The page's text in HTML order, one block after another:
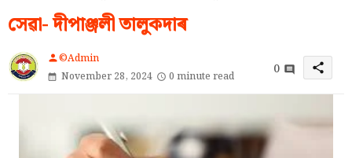
সেৱা- দীপাঞ্জলী তালুকদাৰ
person©Admin
November 28, 2024
0 minute read 0 share